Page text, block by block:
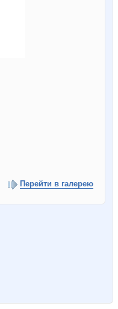
Перейти в галерею